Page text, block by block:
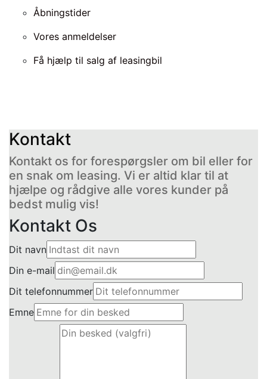
Åbningstider
Vores anmeldelser
Få hjælp til salg af leasingbil
Kontakt
Kontakt os for forespørgsler om bil eller for
en snak om leasing. Vi er altid klar til at
hjælpe og rådgive alle vores kunder på
bedst mulig vis!
Kontakt Os
Dit navn
Din e-mail
Dit telefonnummer
Emne